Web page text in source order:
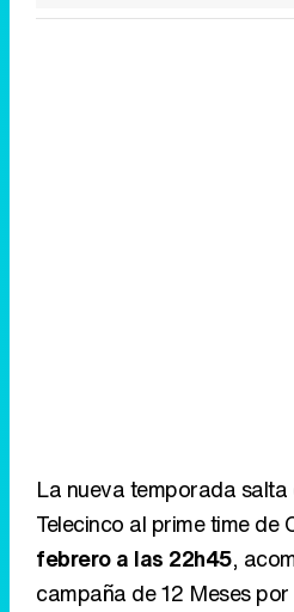
La nueva temporada salta
Telecinco al prime time de
febrero a las 22h45,
campaña de 12 Meses